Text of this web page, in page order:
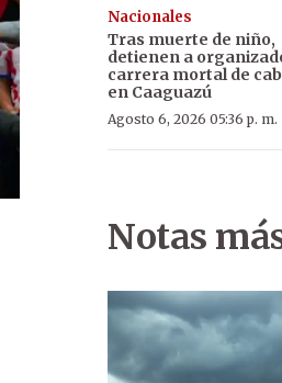
Nacionales
Tras muerte de niño,
detienen a
carrera mortal de
en Caaguazú
Agosto 6, 2026 05:36 p. m.
Notas